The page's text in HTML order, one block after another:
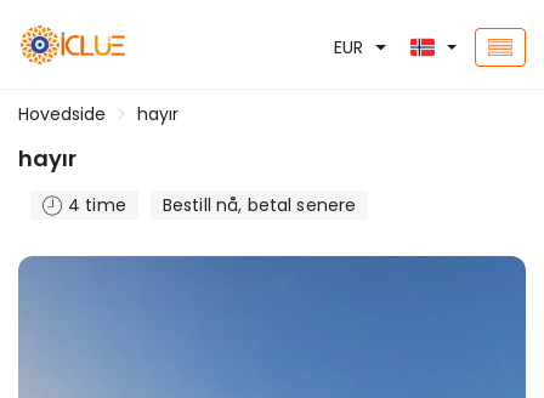
EUR
Hovedside hayır
hayır
4 time Bestill nå, betal senere